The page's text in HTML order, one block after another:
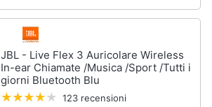
JBL - Live Flex 3 Auricolare Wireless
In-ear Chiamate /Musica /Sport /Tutti i
giorni Bluetooth Blu
123 recensioni